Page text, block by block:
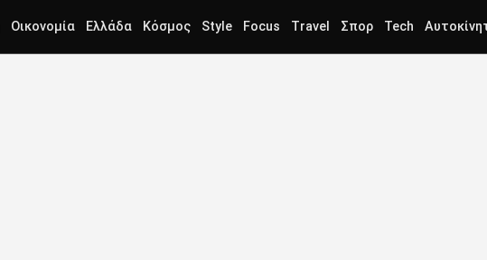
Οικονομία Ελλάδα Κόσμος Style Focus Travel Σπορ Tech